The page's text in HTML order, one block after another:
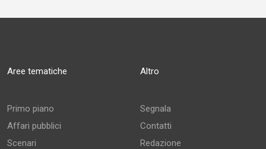
Aree tematiche
Primo piano
Affari pubblici
Scenari
Altro
Segnala
Contatti
Redazione